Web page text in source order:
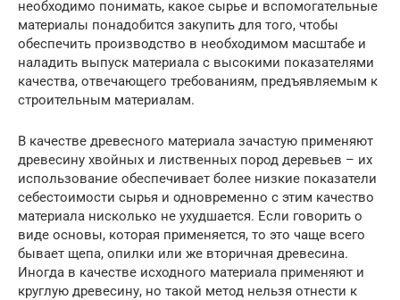
необходимо понимать, какое сырье и вспомогательные
материалы понадобится закупить для того, чтобы
обеспечить производство в необходимом масштабе и
наладить выпуск материала с высокими показателями
качества, отвечающего требованиям, предъявляемым к
строительным материалам.
В качестве древесного материала зачастую применяют
древесину хвойных и лиственных пород деревьев – их
использование обеспечивает более низкие показатели
себестоимости сырья и одновременно с этим качество
материала нисколько не ухудшается. Если говорить о
виде основы, которая применяется, то это чаще всего
бывает щепа, опилки или же вторичная древесина.
Иногда в качестве исходного материала применяют и
круглую древесину, но такой метод нельзя отнести к